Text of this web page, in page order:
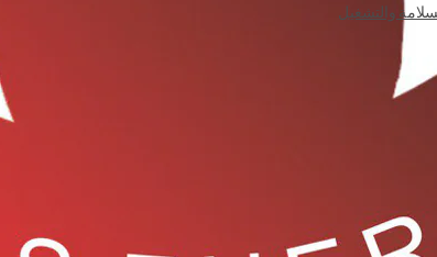
والتشغيل